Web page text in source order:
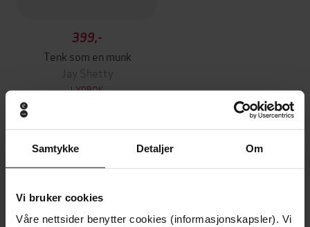
Samtykke Detaljer Om
Vi bruker cookies
Våre nettsider benytter cookies (informasjonskapsler). Vi
399,-
Tenk som en munk
Jay Shetty
LYDBOK
Andre har også kjøpt